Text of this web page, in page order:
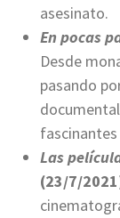
asesinato.
En pocas
Desde
pasando
Las
(23/7/